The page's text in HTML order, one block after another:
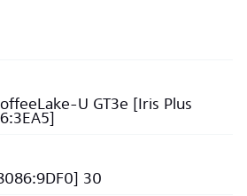
U GT3e [Iris Plus
30